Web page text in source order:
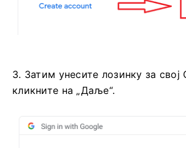
3. Затим унесите лозинку за свој
кликните на „Даље“.